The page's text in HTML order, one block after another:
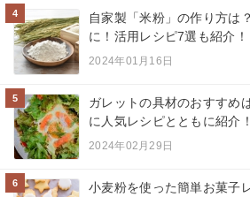
4
自家製「米粉」の作り方は
に！活用レシピ7選も紹介！
2024年01月16日
5
ガレットの具材のおすすめ
に人気レシピとともに紹介！
2024年02月29日
6
小麦粉を使った簡単お菓子